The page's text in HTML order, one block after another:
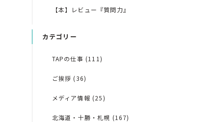
【本】レビュー『質問力』
カテゴリー
TAPの仕事 (111)
ご挨拶 (36)
メディア情報 (25)
北海道・十勝・札幌 (167)